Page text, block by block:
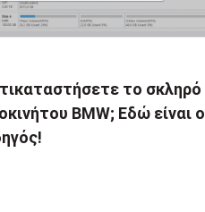
το σκληρό
BMW; Εδώ είναι ο